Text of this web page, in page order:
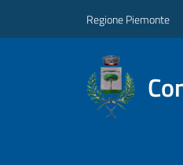
Regione Piemonte